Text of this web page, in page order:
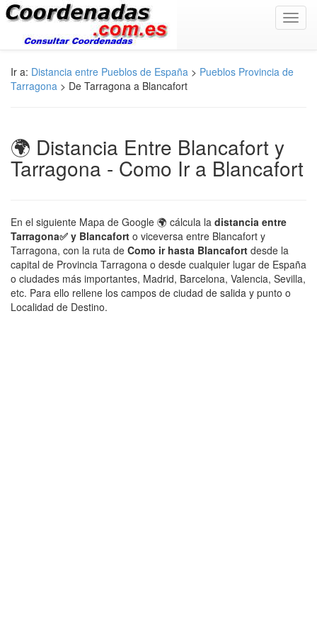
Ir a: Distancia entre Pueblos de España > Pueblos Provincia de
Tarragona > De Tarragona a Blancafort
🌍 Distancia Entre Blancafort y
Tarragona - Como Ir a Blancafort
En el siguiente Mapa de Google 🌍 cálcula la distancia entre
Tarragona✅ y Blancafort o viceversa entre Blancafort y
Tarragona, con la ruta de Como ir hasta Blancafort desde la
capital de Provincia Tarragona o desde cualquier lugar de España
o ciudades más importantes, Madrid, Barcelona, Valencia, Sevilla,
etc. Para ello rellene los campos de ciudad de salida y punto o
Localidad de Destino.